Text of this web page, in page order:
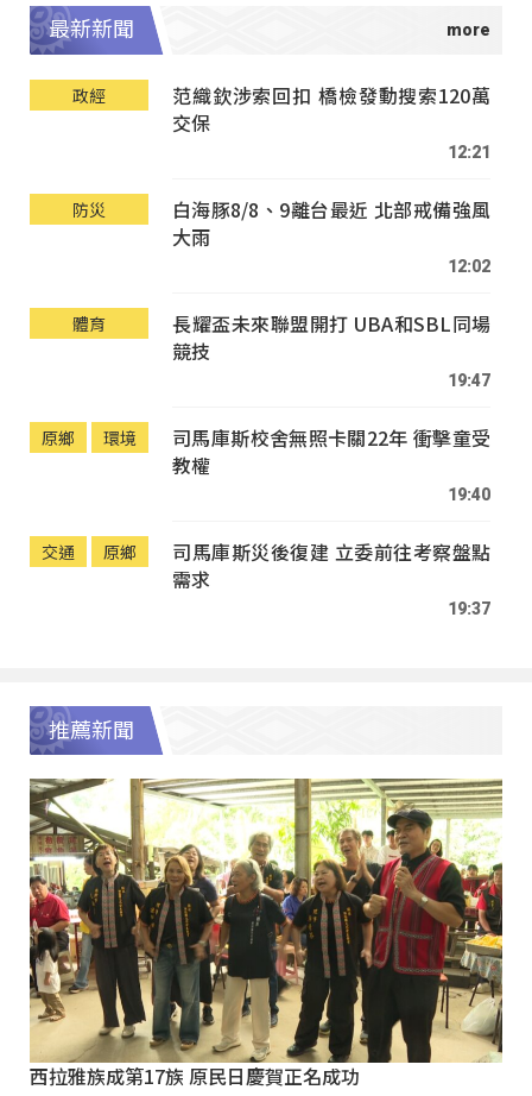
最新新聞
政經
范織欽涉索回扣 橋檢發動搜索120萬
交保
12:21
防災
白海豚8/8、9離台最近 北部戒備強風
大雨
12:02
體育
長耀盃未來聯盟開打 UBA和SBL同場
競技
19:47
原鄉 環境
司馬庫斯校舍無照卡關22年 衝擊童受
教權
19:40
交通 原鄉
司馬庫斯災後復建 立委前往考察盤點
需求
19:37
推薦新聞
西拉雅族成第17族 原民日慶賀正名成功